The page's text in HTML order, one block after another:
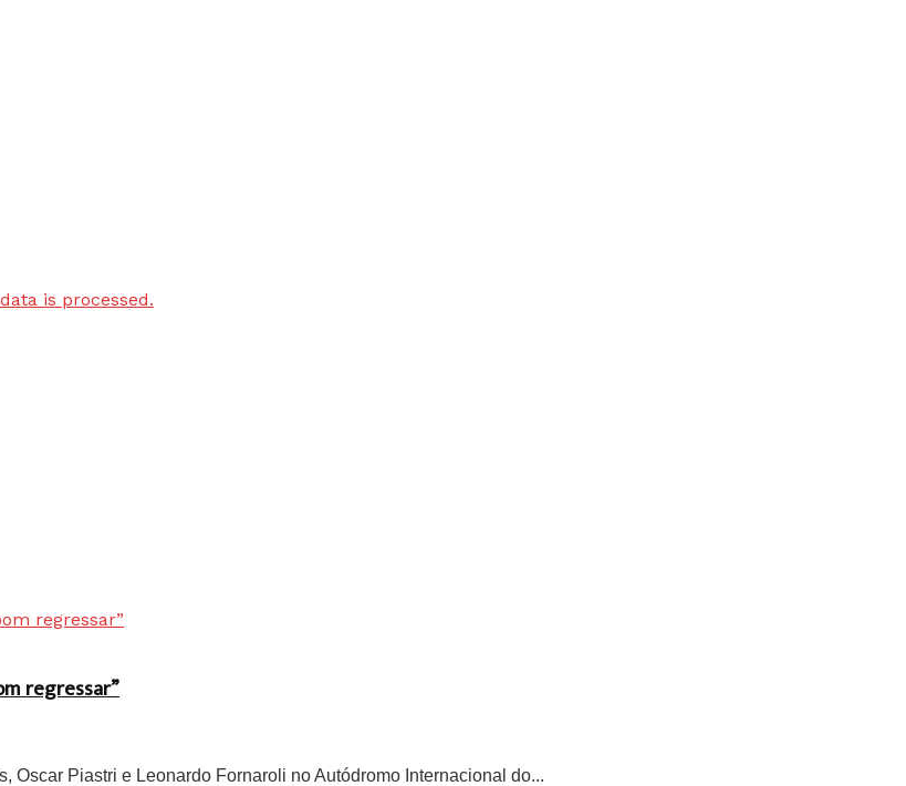
is processed.
regressar”
Oscar Piastri e Leonardo Fornaroli no Autódromo Internacional do...